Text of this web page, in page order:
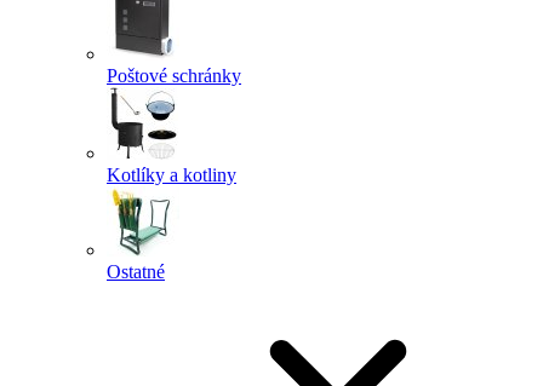
Poštové schránky
Kotlíky a kotliny
Ostatné